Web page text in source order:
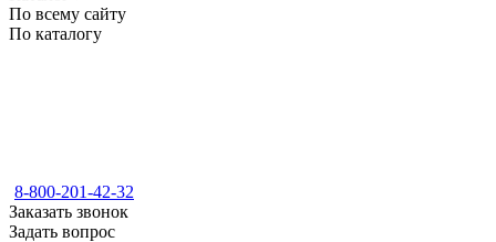
По всему сайту
По каталогу
8-800-201-42-32
Заказать звонок
Задать вопрос